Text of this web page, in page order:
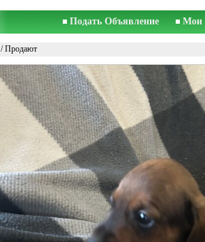
Подать Объявление Мои
/ Продают